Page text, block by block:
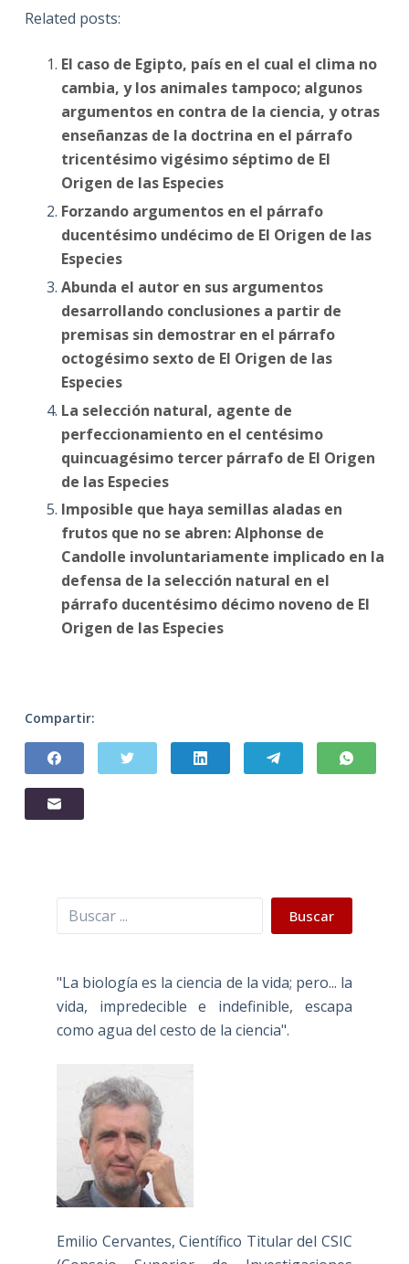
Related posts:
El caso de Egipto, país en el cual el clima no
cambia, y los animales tampoco; algunos
argumentos en contra de la ciencia, y otras
enseñanzas de la doctrina en el párrafo
tricentésimo vigésimo séptimo de El
Origen de las Especies
Forzando argumentos en el párrafo
ducentésimo undécimo de El Origen de las
Especies
Abunda el autor en sus argumentos
desarrollando conclusiones a partir de
premisas sin demostrar en el párrafo
octogésimo sexto de El Origen de las
Especies
La selección natural, agente de
perfeccionamiento en el centésimo
quincuagésimo tercer párrafo de El Origen
de las Especies
Imposible que haya semillas aladas en
frutos que no se abren: Alphonse de
Candolle involuntariamente implicado en la
defensa de la selección natural en el
párrafo ducentésimo décimo noveno de El
Origen de las Especies
Compartir:
Buscar Buscar
"La biología es la ciencia de la vida; pero... la
vida, impredecible e indefinible, escapa
como agua del cesto de la ciencia".
Emilio Cervantes, Científico Titular del CSIC